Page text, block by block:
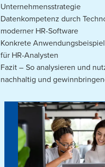
Unternehmensstrategie
Datenkompetenz durch
moderner HR-Software
Konkrete
für HR-Analysten
Fazit – So analysieren und
nachhaltig und